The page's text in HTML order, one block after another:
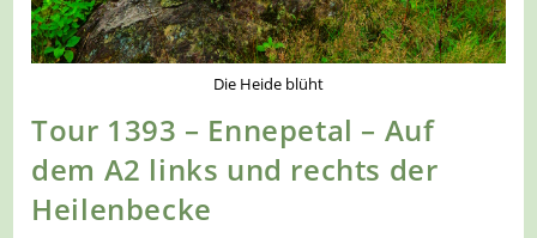
Die Heide blüht
Tour 1393 – Ennepetal – Auf
dem A2 links und rechts der
Heilenbecke